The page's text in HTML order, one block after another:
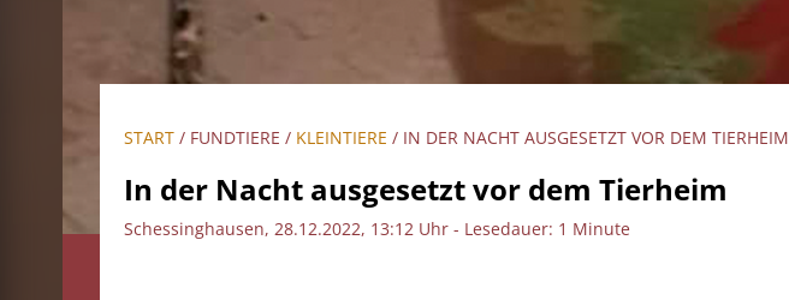
START / FUNDTIERE / KLEINTIERE / IN DER NACHT AUSGESETZT VOR DEM TIERHEIM
In der Nacht ausgesetzt vor dem Tierheim
Schessinghausen, 28.12.2022, 13:12 Uhr - Lesedauer: 1 Minute